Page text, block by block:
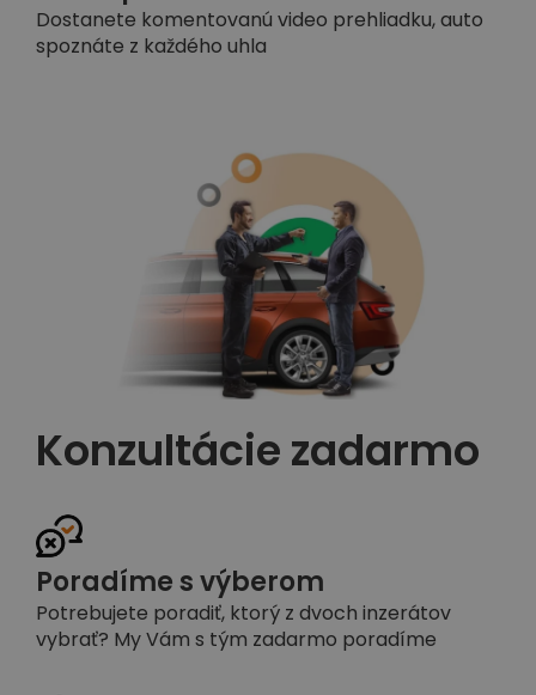
Dostanete komentovanú video prehliadku, auto
spoznáte z každého uhla
Konzultácie zadarmo
Poradíme s výberom
Potrebujete poradiť, ktorý z dvoch inzerátov
vybrať? My Vám s tým zadarmo poradíme